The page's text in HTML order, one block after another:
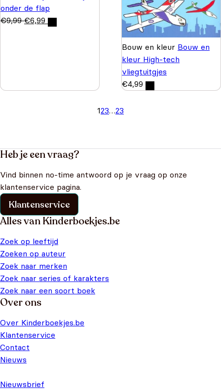
onder de flap
€9,99 €6,99
Bouw en kleur Bouw en
kleur High-tech
vliegtuitgjes
€4,99
123…23
Heb je een vraag?
Vind binnen no-time antwoord op je vraag op onze
klantenservice pagina.
Klantenservice
Alles van Kinderboekjes.be
Zoek op leeftijd
Zoeken op auteur
Zoek naar merken
Zoek naar series of karakters
Zoek naar een soort boek
Over ons
Over Kinderboekjes.be
Klantenservice
Contact
Nieuws
Nieuwsbrief